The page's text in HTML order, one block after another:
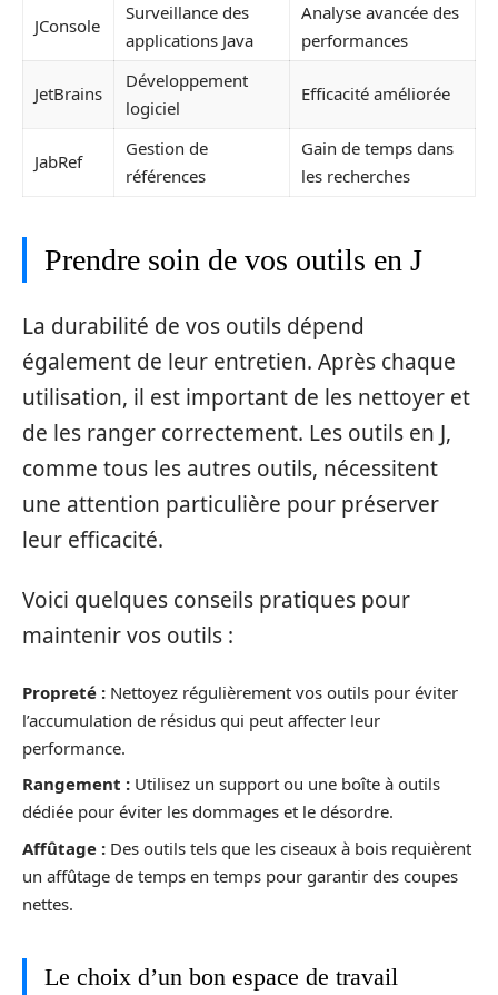
JConsole
Surveillance des
applications Java
Analyse avancée des
performances
JetBrains
Développement
logiciel
Efficacité améliorée
JabRef
Gestion de
références
Gain de temps dans
les recherches
Prendre soin de vos outils en J
La durabilité de vos outils dépend
également de leur entretien. Après chaque
utilisation, il est important de les nettoyer et
de les ranger correctement. Les outils en J,
comme tous les autres outils, nécessitent
une attention particulière pour préserver
leur efficacité.
Voici quelques conseils pratiques pour
maintenir vos outils :
Propreté : Nettoyez régulièrement vos outils pour éviter
l’accumulation de résidus qui peut affecter leur
performance.
Rangement : Utilisez un support ou une boîte à outils
dédiée pour éviter les dommages et le désordre.
Affûtage : Des outils tels que les ciseaux à bois requièrent
un affûtage de temps en temps pour garantir des coupes
nettes.
Le choix d’un bon espace de travail